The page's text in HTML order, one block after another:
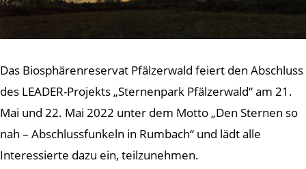
Das Biosphärenreservat Pfälzerwald feiert den Abschluss
des LEADER-Projekts „Sternenpark Pfälzerwald“ am 21.
Mai und 22. Mai 2022 unter dem Motto „Den Sternen so
nah – Abschlussfunkeln in Rumbach“ und lädt alle
Interessierte dazu ein, teilzunehmen.